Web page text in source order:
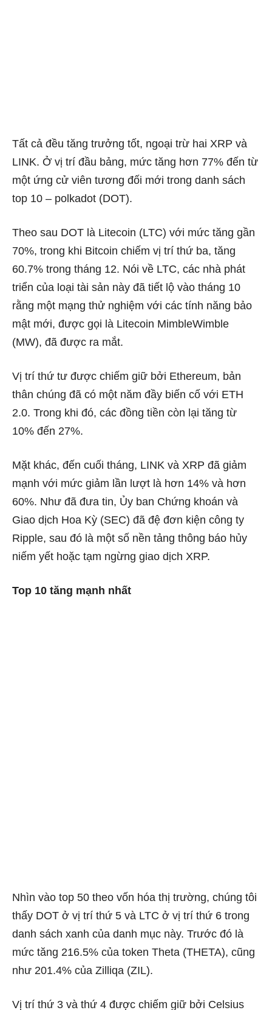
Tất cả đều tăng trưởng tốt, ngoại trừ hai XRP và
LINK. Ở vị trí đầu bảng, mức tăng hơn 77% đến từ
một ứng cử viên tương đối mới trong danh sách
top 10 – polkadot (DOT).
Theo sau DOT là Litecoin (LTC) với mức tăng gần
70%, trong khi Bitcoin chiếm vị trí thứ ba, tăng
60.7% trong tháng 12. Nói về LTC, các nhà phát
triển của loại tài sản này đã tiết lộ vào tháng 10
rằng một mạng thử nghiệm với các tính năng bảo
mật mới, được gọi là Litecoin MimbleWimble
(MW), đã được ra mắt.
Vị trí thứ tư được chiếm giữ bởi Ethereum, bản
thân chúng đã có một năm đầy biến cố với ETH
2.0. Trong khi đó, các đồng tiền còn lại tăng từ
10% đến 27%.
Mặt khác, đến cuối tháng, LINK và XRP đã giảm
mạnh với mức giảm lần lượt là hơn 14% và hơn
60%. Như đã đưa tin, Ủy ban Chứng khoán và
Giao dịch Hoa Kỳ (SEC) đã đệ đơn kiện công ty
Ripple, sau đó là một số nền tảng thông báo hủy
niếm yết hoặc tạm ngừng giao dịch XRP.
Top 10 tăng mạnh nhất
Nhìn vào top 50 theo vốn hóa thị trường, chúng tôi
thấy DOT ở vị trí thứ 5 và LTC ở vị trí thứ 6 trong
danh sách xanh của danh mục này. Trước đó là
mức tăng 216.5% của token Theta (THETA), cũng
như 201.4% của Zilliqa (ZIL).
Vị trí thứ 3 và thứ 4 được chiếm giữ bởi Celsius